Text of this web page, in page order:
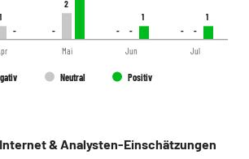
-- -- --
11
2
2
-- --
--
11 11
Neutral Positiv
Mai Jun Jul
& Analysten-Einschätzungen